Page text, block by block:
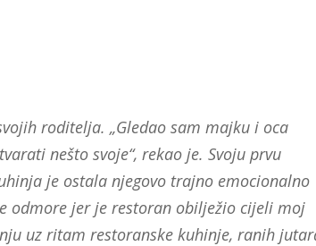
roditelja. „Gledao sam majku i oca
nešto svoje“, rekao je. Svoju prvu
je ostala njegovo trajno emocionalno
odmore jer je restoran obilježio cijeli moj
uz ritam restoranske kuhinje, ranih